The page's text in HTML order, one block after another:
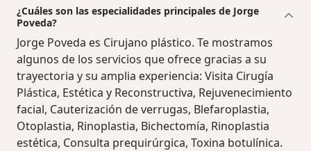
¿Cuáles son las especialidades principales de Jorge
Poveda?
Jorge Poveda es Cirujano plástico. Te mostramos
algunos de los servicios que ofrece gracias a su
trayectoria y su amplia experiencia: Visita Cirugía
Plástica, Estética y Reconstructiva, Rejuvenecimiento
facial, Cauterización de verrugas, Blefaroplastia,
Otoplastia, Rinoplastia, Bichectomía, Rinoplastia
estética, Consulta prequirúrgica, Toxina botulínica.